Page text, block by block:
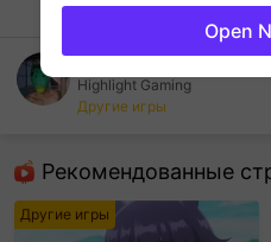
Чат
Highlight Gaming
Другие игры
Рекомендованные
Другие игры
Open
sentinelEnd